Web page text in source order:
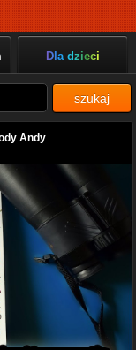
Dla dzieci
szukaj
Andy